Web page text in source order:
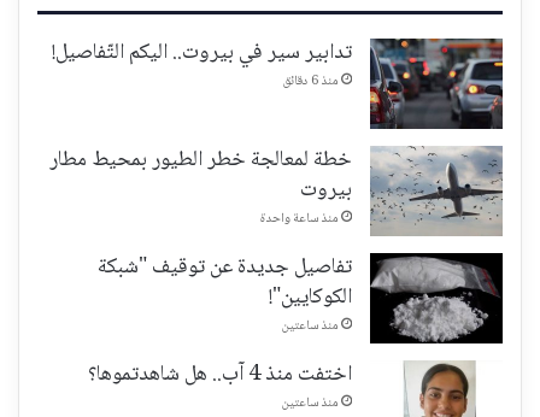
تدابير سير في بيروت.. اليكم التّفاصيل!
منذ 6 دقائق
خطة لمعالجة خطر الطيور بمحيط مطار
بيروت
منذ ساعة واحدة
تفاصيل جديدة عن توقيف "شبكة
الكوكايين"!
منذ ساعتين
اختفت منذ 4 آب.. هل شاهدتموها؟
منذ ساعتين